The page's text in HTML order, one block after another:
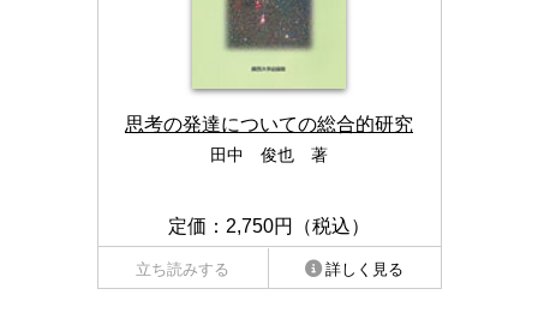
思考の発達についての総合的研究
田中 俊也 著
定価：2,750円（税込）
立ち読みする 詳しく見る